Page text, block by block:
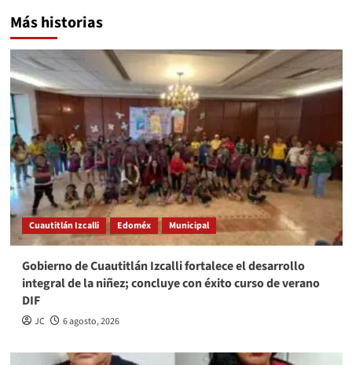
Más historias
Cuautitlán Izcalli Edoméx Municipal
Gobierno de Cuautitlán Izcalli fortalece el desarrollo
integral de la niñez; concluye con éxito curso de verano
DIF
JC 6 agosto, 2026